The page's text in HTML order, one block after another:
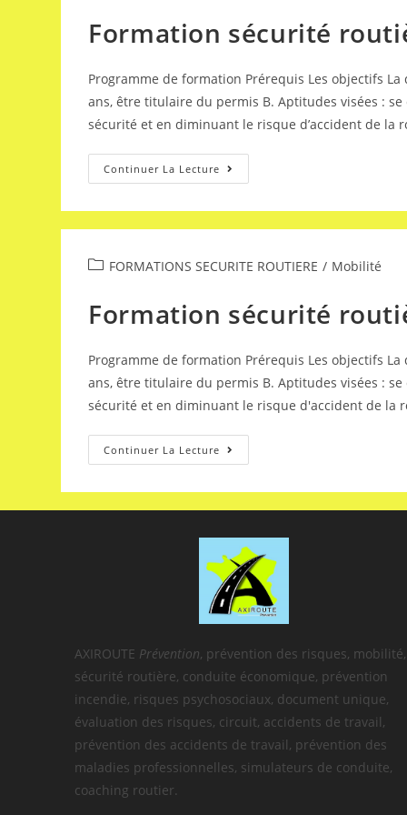
Formation sécurité
Programme de formation Prérequis Les objectifs
ans, être titulaire du permis B. Aptitudes visées :
sécurité et en diminuant le risque d’accident de la
Continuer La Lecture
FORMATIONS SECURITE ROUTIERE / Mobilité
Formation sécurité
Programme de formation Prérequis Les objectifs
ans, être titulaire du permis B. Aptitudes visées :
sécurité et en diminuant le risque d'accident de la
Continuer La Lecture
AXIROUTE Prévention, prévention des risques, mobilité,
sécurité routière, conduite économique, prévention
incendie, risques psychosociaux, document unique,
évaluation des risques, circuit, accidents de travail,
prévention des accidents de travail, prévention des
maladies professionnelles, simulateurs de conduite,
coaching routier.